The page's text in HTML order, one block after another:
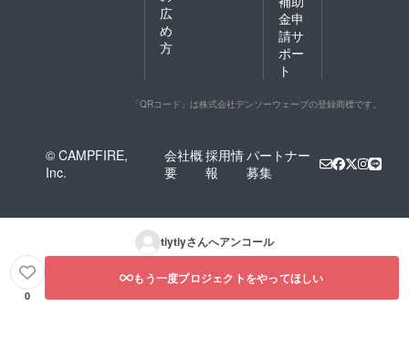
広
め
方
金申
請サ
ポー
ト
「QRコード」は株式会社デンソーウェーブの登録商標です。
© CAMPFIRE,
Inc.
会社概
要
採用情
報
パートナー
募集
tiytiyさんへアンコール
0
もう一度プロジェクトをやってほしい